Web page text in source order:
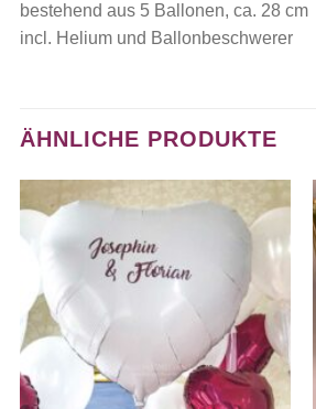
bestehend aus 5 Ballonen, ca. 28 cm
incl. Helium und Ballonbeschwerer
ÄHNLICHE PRODUKTE